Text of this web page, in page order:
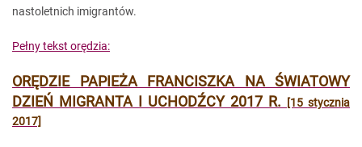
nastoletnich imigrantów.
Pełny tekst orędzia:
ORĘDZIE PAPIEŻA FRANCISZKA NA ŚWIATOWY
DZIEŃ MIGRANTA I UCHODŹCY 2017 R.
[15 stycznia
2017]